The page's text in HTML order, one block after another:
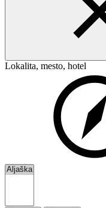
Lokalita, mesto, hotel